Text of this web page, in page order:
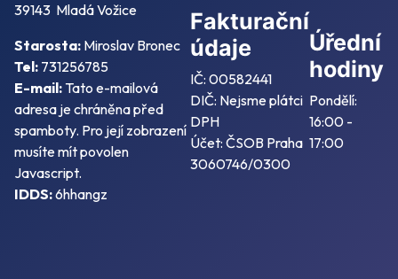
39143 Mladá Vožice
Starosta: Miroslav Bronec
Tel: 731256785
E-mail: Tato e-mailová
adresa je chráněna před
spamboty. Pro její zobrazení
musíte mít povolen
Javascript.
IDDS:6hhangz
Fakturační
údaje
IČ: 00582441
DIČ: Nejsme plátci
DPH
Účet: ČSOB Praha
3060746/0300
Úřední
hodiny
Pondělí:
16:00 -
17:00